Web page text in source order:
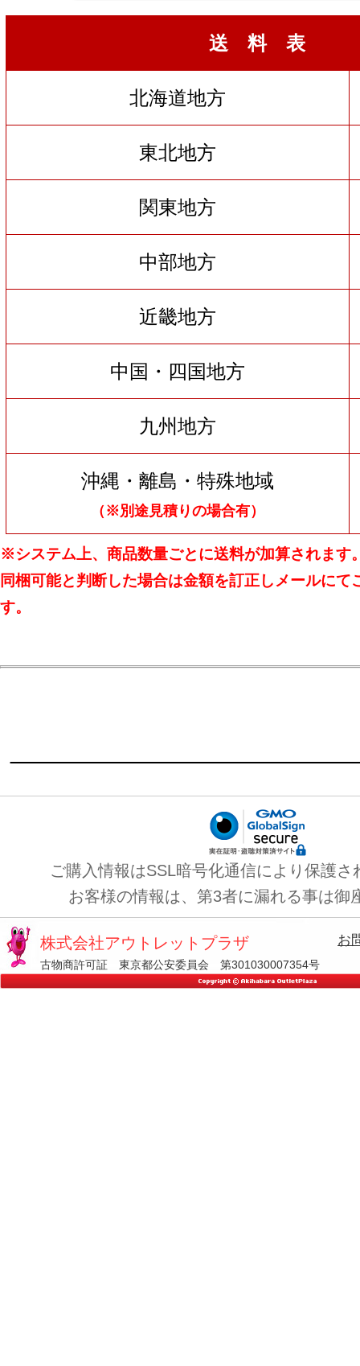
送 料 表
北海道地方
東北地方
関東地方
中部地方
近畿地方
中国・四国地方
九州地方
沖縄・離島・特殊地域
（※別途見積りの場合有）
※システム上、商品数量ごとに送料が加算されます
同梱可能と判断した場合は金額を訂正しメールにて
す。
ご購入情報はSSL暗号化通信により保護さ
お客様の情報は、第3者に漏れる事は御
株式会社アウトレットプラザ
古物商許可証 東京都公安委員会 第301030007354号
お